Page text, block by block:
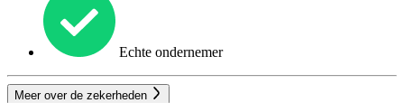
Echte ondernemer
Meer over de zekerheden